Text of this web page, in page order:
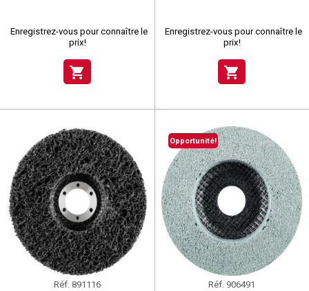
Enregistrez-vous pour connaître le
prix!
shopping_cart
Enregistrez-vous pour connaître le
prix!
shopping_cart
Réf. 891116
Opportunité!
Réf. 906491